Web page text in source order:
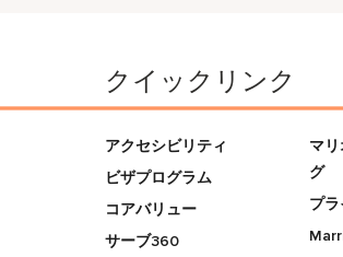
クイックリンク
アクセシビリティ
ビザプログラム
コアバリュー
サーブ360
マ
グ
プ